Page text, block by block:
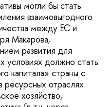
могли бы стать
взаимовыгодного
между ЕС и
Макарова,
развития для
условиях должно стать
капитала» страны с
ресурсных отраслях
хозяйство,